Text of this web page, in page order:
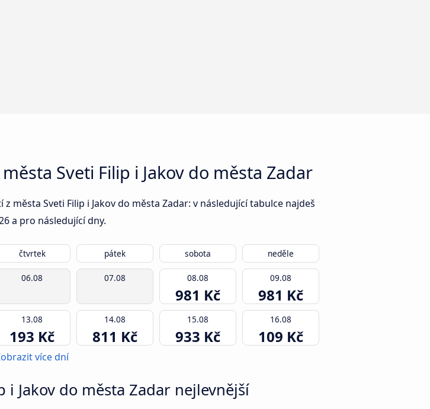
Sveti Filip i Jakov do města Zadar
města Sveti Filip i Jakov do města Zadar: v následující tabulce najdeš
a pro následující dny.
čtvrtek pátek sobota neděle
06.08 07.08 08.08
981 Kč
09.08
981 Kč
13.08
193 Kč
14.08
811 Kč
15.08
933 Kč
16.08
109 Kč
více dní
i Jakov do města Zadar nejlevnější